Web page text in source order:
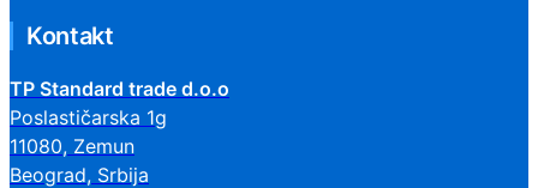
Kontakt
TP Standard trade d.o.o
Poslastičarska 1g
11080, Zemun
Beograd, Srbija